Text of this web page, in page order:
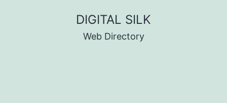
DIGITAL SILK
Web Directory